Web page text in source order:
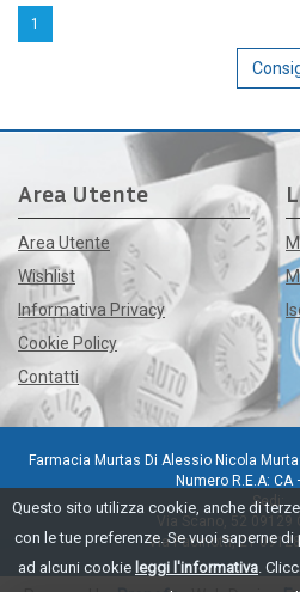
Questo sito utilizza cookie, anche di
con le tue preferenze. Se vuoi saperne
ad alcuni cookie leggi l'informativa .
1
Area Utente
Area Utente
Wishlist
Informativa Privacy
Cookie Policy
Contatti
Farmacia Murtas Di Alessio Nicola
Numero R.E.A: CA
Sedi:
Via Scano, 52 09129
Via Pacinotti, 21